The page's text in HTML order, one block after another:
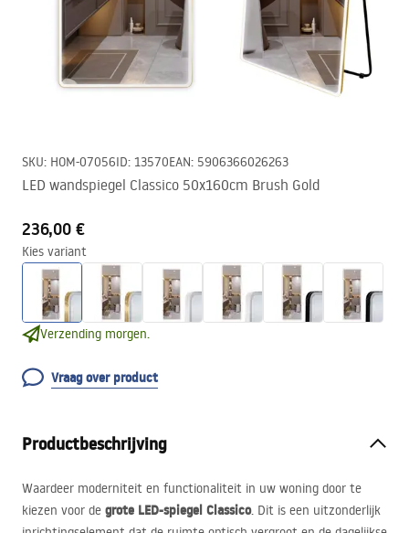
SKU: HOM-07056ID: 13570EAN: 5906366026263
LED wandspiegel Classico 50x160cm Brush Gold
236,00 €
Kies variant
Verzending morgen.
Vraag over product
Productbeschrijving
Waardeer moderniteit en functionaliteit in uw woning door te
kiezen voor de grote LED-spiegel Classico. Dit is een uitzonderlijk